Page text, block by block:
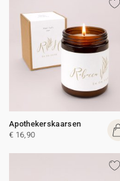
Apothekerskaarsen
€ 16,90